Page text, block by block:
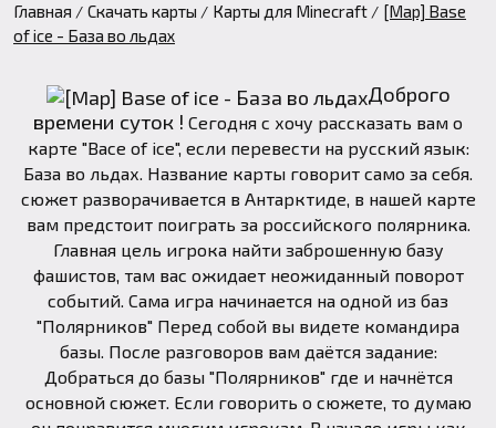
Главная Скачать карты Карты для Minecraft
[Map] Base
of ice - База во льдах
Доброго
времени суток ! Сегодня с хочу рассказать вам о
карте "Bace of ice", если перевести на русский язык:
База во льдах. Название карты говорит само за себя.
сюжет разворачивается в Антарктиде, в нашей карте
вам предстоит поиграть за российского полярника.
Главная цель игрока найти заброшенную базу
фашистов, там вас ожидает неожиданный поворот
событий. Сама игра начинается на одной из баз
"Полярников" Перед собой вы видете командира
базы. После разговоров вам даётся задание:
Добраться до базы "Полярников" где и начнётся
основной сюжет. Если говорить о сюжете, то думаю